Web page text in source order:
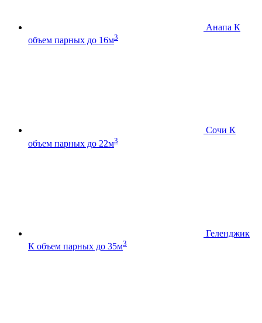
Анапа К
объем парных до 16м3
Сочи К
объем парных до 22м3
Геленджик
К объем парных до 35м3